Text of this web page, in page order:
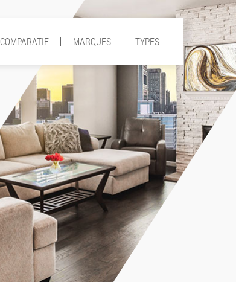
COMPARATIF MARQUES TYPES